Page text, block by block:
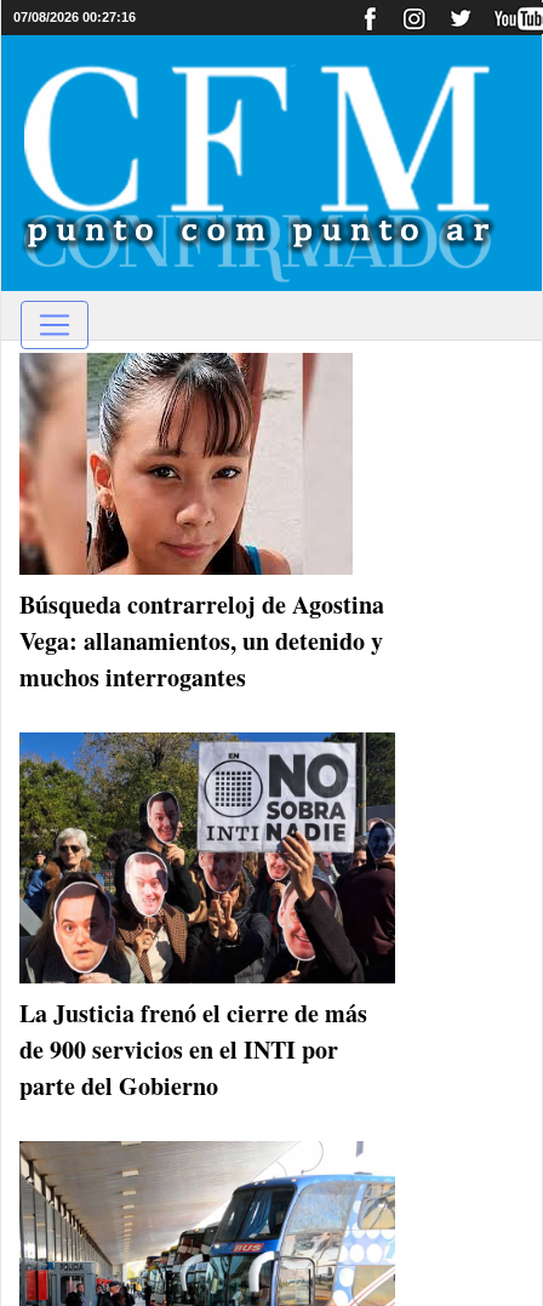
07/08/2026 00:27:16
Búsqueda contrarreloj de Agostina
Vega: allanamientos, un detenido y
muchos interrogantes
La Justicia frenó el cierre de más
de 900 servicios en el INTI por
parte del Gobierno